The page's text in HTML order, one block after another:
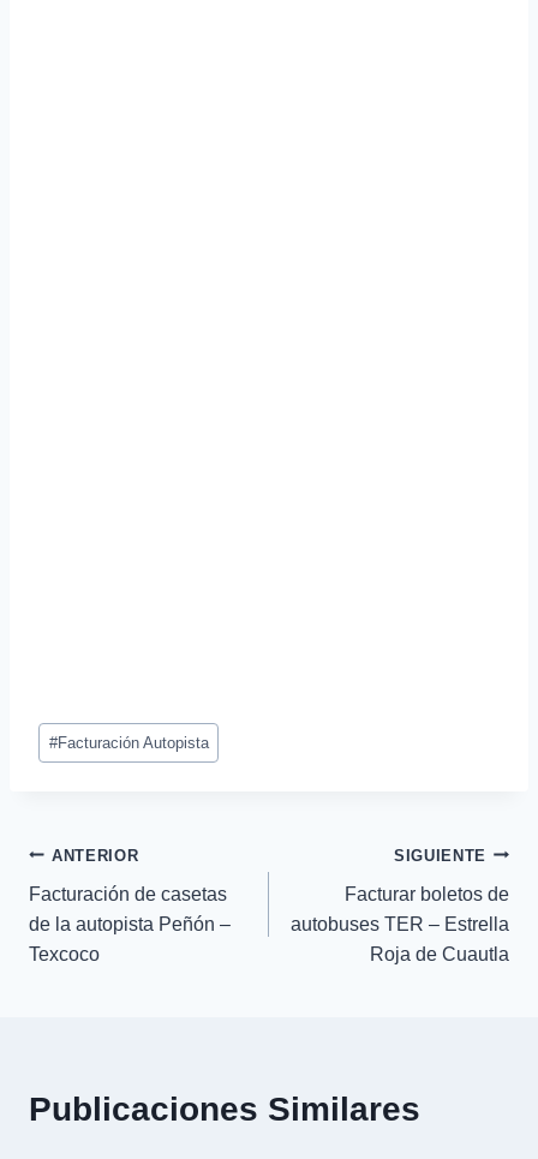
Etiquetas
de
#Facturación Autopista
Navegación
de
entradas
ANTERIOR
Facturación de casetas
de la autopista Peñón –
Texcoco
SIGUIENTE
Facturar boletos de
autobuses TER – Estrella
Roja de Cuautla
Publicaciones Similares